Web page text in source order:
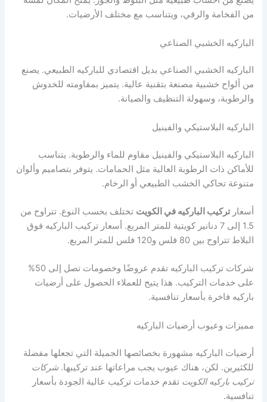
من الفخامة والرقي، ويتناسب مع مختلف الأرضيات.
الباركيه الخشبي الصناعي
الباركيه الخشبي الصناعي بديل اقتصادي للباركيه الطبيعي. يصنع
من ألواح خشبية مصنعة بتقنية عالية. يتميز بمقاومته للخدوش
والرطوبة، وسهولة التنظيف والصيانة.
الباركيه البلاستيكي والفينيل
الباركيه البلاستيكي والفينيل مقاوم للماء والرطوبة. يتناسب
للأماكن ذات الرطوبة العالية مثل الحمامات. يتوفر بتصاميم وألوان
متنوعة تحاكي الخشب الطبيعي أو الرخام.
أسعارتركيب الباركيه في الكويت تختلف بحسب النوع. تتراوح من
1.5 إلى 7 دنانير كويتية للمتر المربع. أسعار تركيب الباركيه فوق
البلاط تتراوح بين 80 فلس و120 فلس للمتر المربع.
شركات تركيب الباركيه تقدم عروضًا وخصومات تصل إلى 50%
على خدمات التركيب. هذا يتيح للعملاء الحصول على أرضيات
باركيه فاخرة بأسعار تنافسية.
مميزات وعيوب أرضيات الباركيه
أرضيات الباركيه مشهورة بخصائصها الجميلة التي تجعلها مفضلة
للكثيرين. لكن، هناك عيوب يجب مراعاتها عند تركيبها.شركات
تركيب باركيه الكويت تقدم خدمات تركيب عالية الجودة بأسعار
تنافسية.